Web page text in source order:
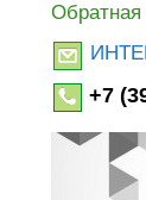
Обратная
+7